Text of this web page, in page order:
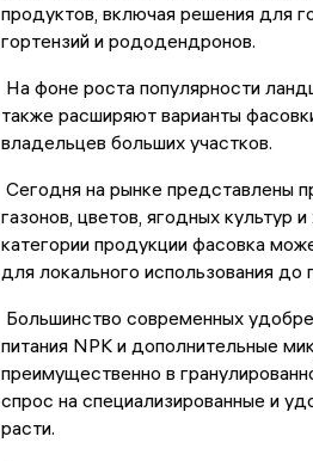
продуктов, включая решения для
гортензий и рододендронов.
На фоне роста популярности
также расширяют варианты
владельцев больших участков.
Сегодня на рынке представлены
газонов, цветов, ягодных культур
категории продукции фасовка
для локального использования
Большинство современных
питания NPK и дополнительные
преимущественно в
спрос на специализированные и
расти.